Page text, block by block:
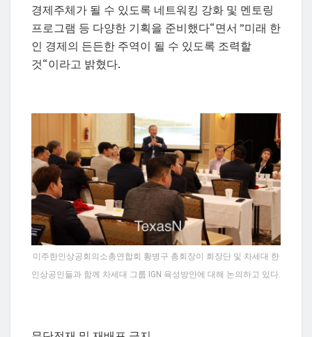
경제주체가 될 수 있도록 네트워킹 강화 및 멘토링
프로그램 등 다양한 기획을 준비했다“면서 ”미래 한
인 경제의 든든한 주역이 될 수 있도록 조력할
것“이라고 밝혔다.
미주한인상공회의소총연합회 황병구 총회장이 회장단 및 차세대 한
인상공인들과 함께 차세대 그룹 IGN 육성방안에 대해 논의하고 있다.